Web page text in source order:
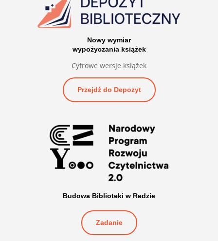
Nowy wymiar
wypożyczania książek
Cyfrowe wersje książek
Przejdź do Depozyt
Budowa Biblioteki w Redzie
Zadanie